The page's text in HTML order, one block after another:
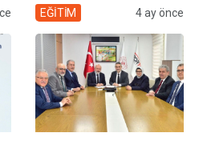
desteği projesi
EĞİTİM 4 ay önce